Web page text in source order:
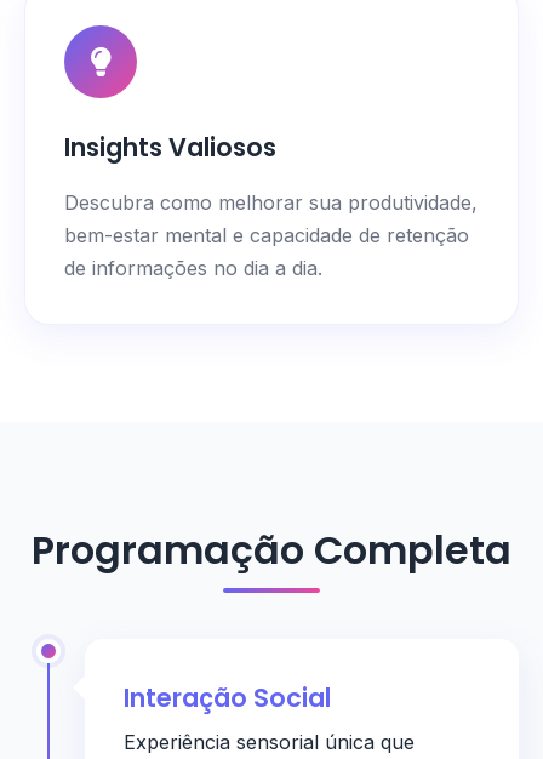
Insights Valiosos
Descubra como melhorar sua produtividade,
bem-estar mental e capacidade de retenção
de informações no dia a dia.
Programação Completa
Interação Social
Experiência sensorial única que